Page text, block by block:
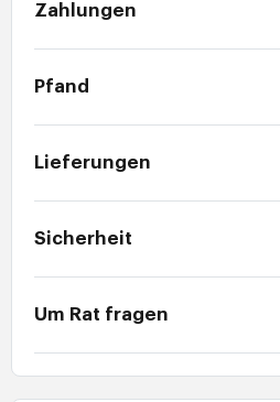
Zahlungen
Pfand
Lieferungen
Sicherheit
Um Rat fragen